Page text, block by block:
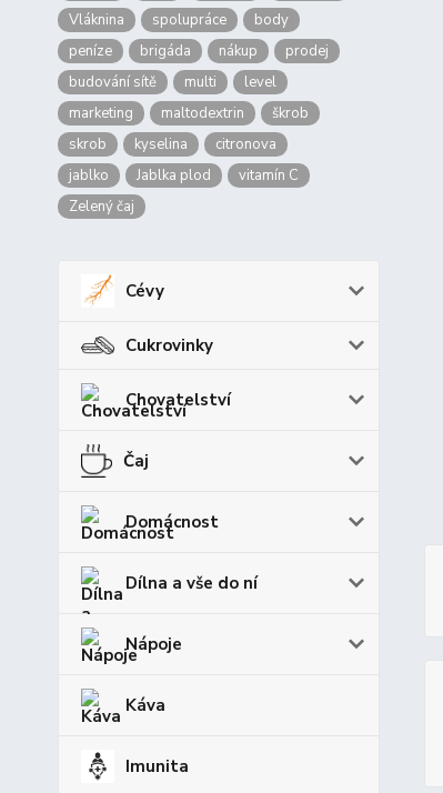
Vláknina
spolupráce
body
peníze
brigáda nákup
prodej
budování sítě
multi
level
marketing
maltodextrin
škrob
skrob
kyselina
citronova
jablko
Jablka plod
vitamín C
Zelený čaj
Cévy
Cukrovinky
Chovatelství
Čaj
Domácnost
Dílna a vše do ní
Nápoje
Káva
Imunita